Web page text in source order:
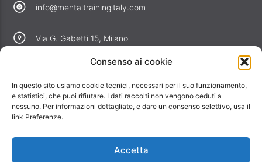
Consenso ai cookie
In questo sito usiamo cookie tecnici, necessari per il suo funzionamento,
e statistici, che puoi rifiutare. I dati raccolti non vengono ceduti a
nessuno. Per informazioni dettagliate, e dare un consenso selettivo, usa il
link Preferenze.
Accetta
info@mentaltrainingitaly.com
Via G. Gabetti 15, Milano
Perché noi
Offerte
Informativa privacy
Informativa cookie